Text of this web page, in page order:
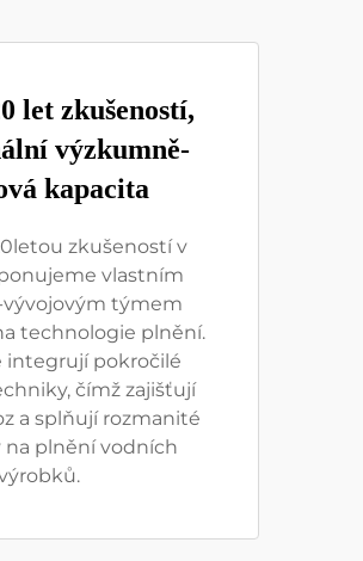
let zkušeností,
výzkumně-
kapacita
zkušeností v
vlastním
týmem
technologie plnění.
integrují pokročilé
čímž zajišťují
a splňují rozmanité
na plnění vodních